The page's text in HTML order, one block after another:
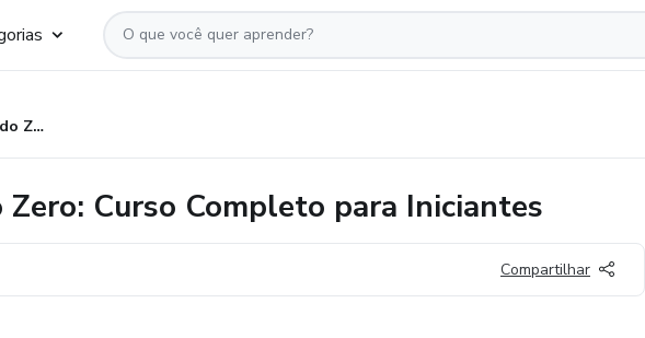
Aprenda Violão do Zero: Curso Completo para Iniciantes
Curso Completo para Iniciantes
Compartilhar